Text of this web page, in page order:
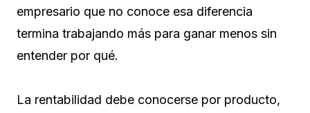
empresario que no conoce esa diferencia
termina trabajando más para ganar menos sin
entender por qué.
La rentabilidad debe conocerse por producto,